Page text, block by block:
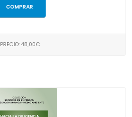
COMPRAR
PRECIO: 48,00€